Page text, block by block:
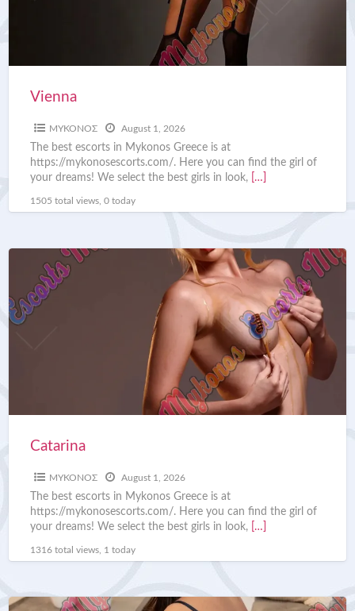
Vienna
ΜΥΚΟΝΟΣ August 1, 2026
The best escorts in Mykonos Greece is at
https://mykonosescorts.com/. Here you can find the girl of
your dreams! We select the best girls in look,
[…]
1505 total views, 0 today
Catarina
ΜΥΚΟΝΟΣ August 1, 2026
The best escorts in Mykonos Greece is at
https://mykonosescorts.com/. Here you can find the girl of
your dreams! We select the best girls in look,
[…]
1316 total views, 1 today